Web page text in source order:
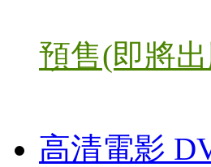
預售(即將
高清電影